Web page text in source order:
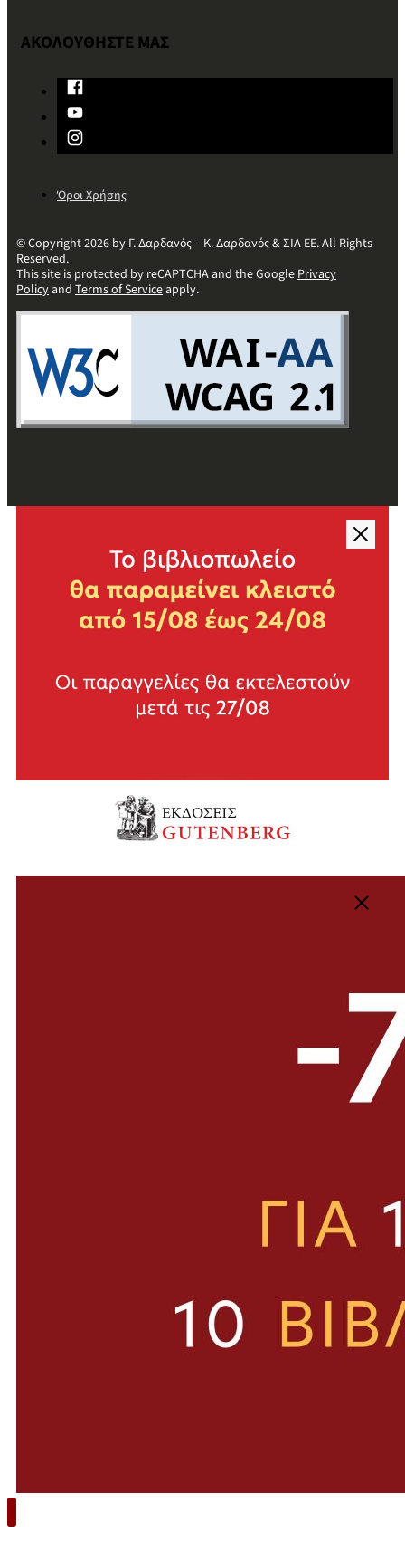
ΑΚΟΛΟΥΘΗΣΤΕ ΜΑΣ
Όροι Χρήσης
© Copyright 2026 by Γ. Δαρδανός – Κ. Δαρδανός & ΣΙΑ ΕΕ. All Rights
Reserved.
This site is protected by reCAPTCHA and the GooglePrivacy
Policyand Terms of Serviceapply.